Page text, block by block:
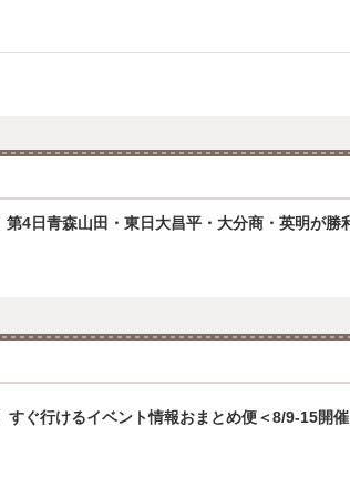
第4日青森山田・東日大昌平・大分商・英明が
すぐ行けるイベント情報おまとめ便＜8/9-15開催